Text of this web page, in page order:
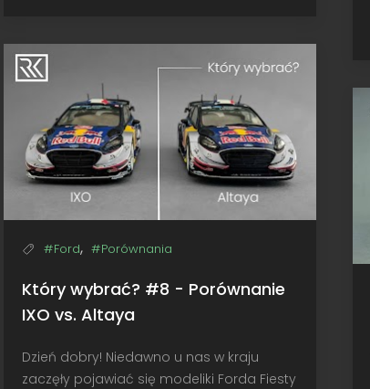
R5,
Carlo
2017
#Ford, #Porównania
Który wybrać? #8 - Porównanie
IXO vs. Altaya
Dzień dobry! Niedawno u nas w kraju
zaczęły pojawiać się modeliki Forda Fiesty